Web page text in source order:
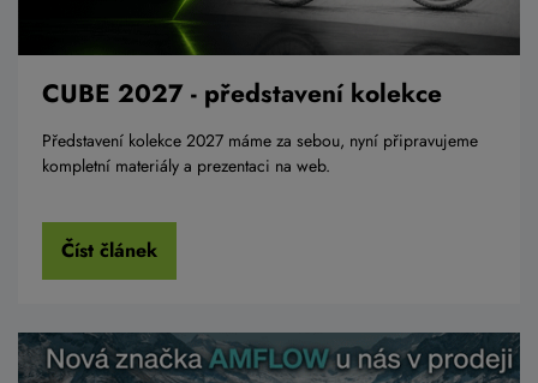
CUBE 2027 - představení kolekce
Představení kolekce 2027 máme za sebou, nyní připravujeme
kompletní materiály a prezentaci na web.
Číst článek